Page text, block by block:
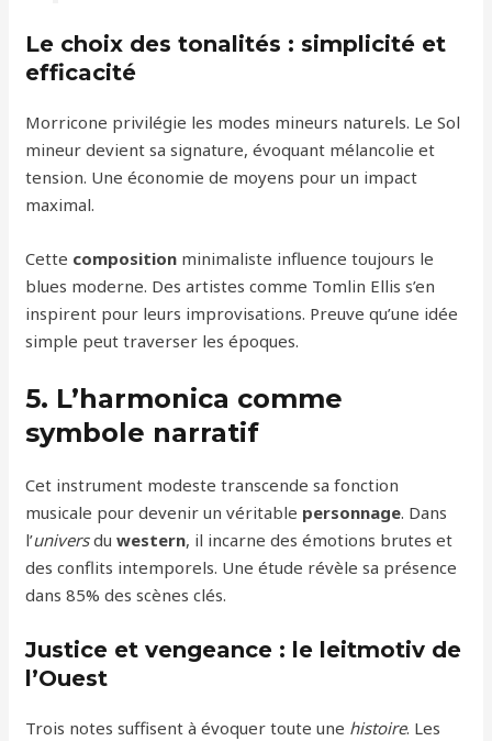
Le choix des tonalités : simplicité et
efficacité
Morricone privilégie les modes mineurs naturels. Le Sol
mineur devient sa signature, évoquant mélancolie et
tension. Une économie de moyens pour un impact
maximal.
Cette composition minimaliste influence toujours le
blues moderne. Des artistes comme Tomlin Ellis s’en
inspirent pour leurs improvisations. Preuve qu’une idée
simple peut traverser les époques.
5. L’harmonica comme
symbole narratif
Cet instrument modeste transcende sa fonction
musicale pour devenir un véritable personnage. Dans
l’universduwestern, il incarne des émotions brutes et
des conflits intemporels. Une étude révèle sa présence
dans 85% des scènes clés.
Justice et vengeance : le leitmotiv de
l’Ouest
Trois notes suffisent à évoquer toute une histoire. Les